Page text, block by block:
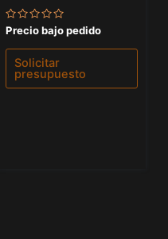
Valorado
0
de
Precio bajo pedido
Solicitar
presupuesto